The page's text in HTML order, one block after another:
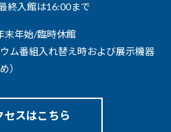
終入館は16:00まで
末年始/臨時休館
ム番組入れ替え時および展示機器
）
セスはこちら